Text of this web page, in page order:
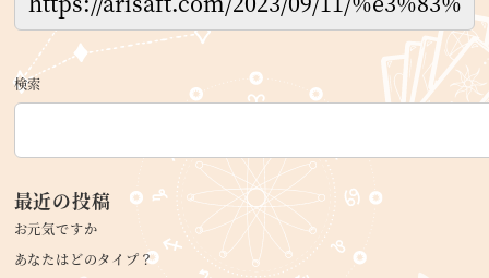
検索
最近の投稿
お元気ですか
あなたはどのタイプ？